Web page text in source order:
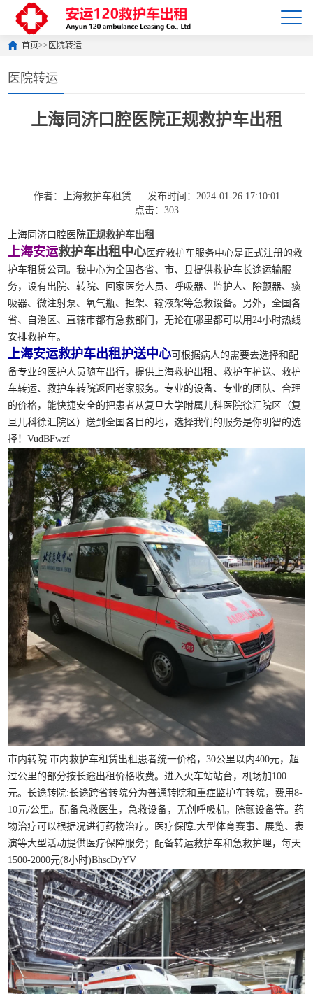
首页>> 医院转运
医院转运
上海同济口腔医院正规救护车出租
作者：上海救护车租赁
发布时间：2024-01-26 17:10:01
点击：303
上海同济口腔医院正规救护车出租
上海安运救护车出租中心 医疗救护车服务中心是正式注册的救
护车租赁公司。我中心为全国各省、市、县提供救护车长途运输服
务，设有出院、转院、回家医务人员、呼吸器、监护人、除颤器、痰
吸器、微注射泵、氧气瓶、担架、输液架等急救设备。另外，全国各
省、自治区、直辖市都有急救部门，无论在哪里都可以用24小时热线
安排救护车。
上海安运救护车出租护送中心可根据病人的需要去选择和配
备专业的医护人员随车出行，提供上海救护出租、救护车护送、救护
车转运、救护车转院返回老家服务。专业的设备、专业的团队、合理
的价格，能快捷安全的把患者从复旦大学附属儿科医院徐汇院区（复
旦儿科徐汇院区）送到全国各目的地，选择我们的服务是你明智的选
择！VudBFwzf
市内转院:市内救护车租赁出租患者统一价格，30公里以内400元，超
过公里的部分按长途出租价格收费。进入火车站站台，机场加100
元。长途转院:长途跨省转院分为普通转院和重症监护车转院，费用8-
10元/公里。配备急救医生，急救设备，无创呼吸机，除颤设备等。药
物治疗可以根据况进行药物治疗。医疗保障:大型体育赛事、展览、表
演等大型活动提供医疗保障服务；配备转运救护车和急救护理，每天
1500-2000元(8小时)BhscDyYV